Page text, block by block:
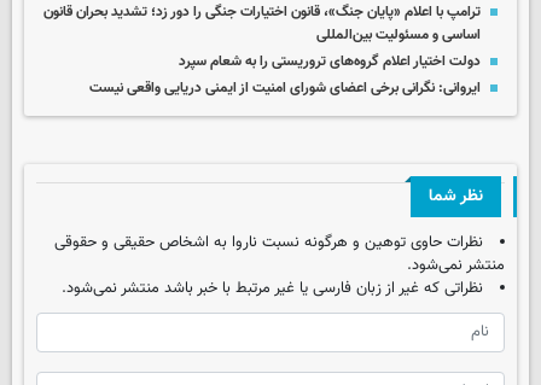
ترامپ با اعلام «پایان جنگ»، قانون اختیارات جنگی را دور زد؛ تشدید بحران قانون
اساسی و مسئولیت بین‌المللی
دولت اختیار اعلام گروه‌های تروریستی را به شعام سپرد
ایروانی: نگرانی برخی اعضای شورای امنیت از ایمنی دریایی واقعی نیست
نظر شما
نظرات حاوی توهین و هرگونه نسبت ناروا به اشخاص حقیقی و حقوقی
منتشر نمی‌شود.
نظراتی که غیر از زبان فارسی یا غیر مرتبط با خبر باشد منتشر نمی‌شود.